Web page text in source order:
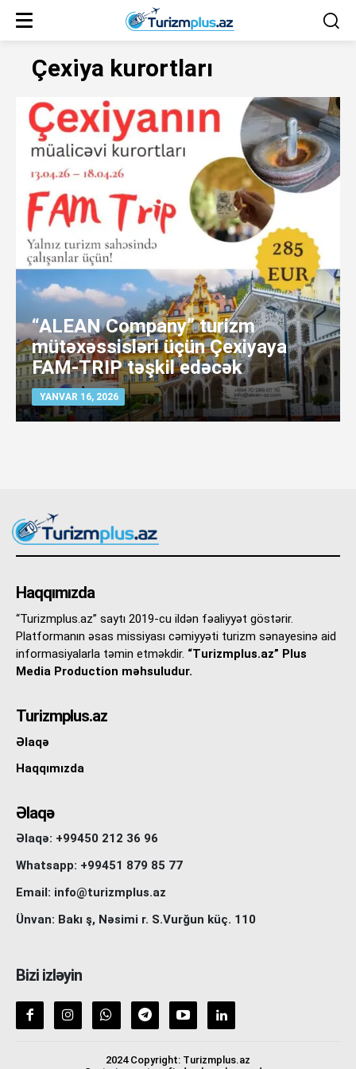
Çexiya kurortları
“ALEAN Company” turizm
mütəxəssisləri üçün Çexiyaya
FAM-TRIP təşkil edəcək
YANVAR 16, 2026
Haqqımızda
“Turizmplus.az” saytı 2019-cu ildən fəaliyyət göstərir.
Platformanın əsas missiyası cəmiyyəti turizm sənayesinə aid
informasiyalarla təmin etməkdir. “Turizmplus.az” Plus
Media Production məhsuludur.
Turizmplus.az
Əlaqə
Haqqımızda
Əlaqə
Əlaqə: +99450 212 36 96
Whatsapp: +99451 879 85 77
Email: info@turizmplus.az
Ünvan: Bakı ş, Nəsimi r. S.Vurğun küç. 110
Bizi izləyin
2024 Copyright: Turizmplus.az